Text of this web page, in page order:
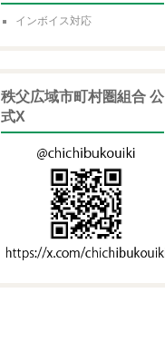
インボイス対応
秩父広域市町村圏組合 公
式X